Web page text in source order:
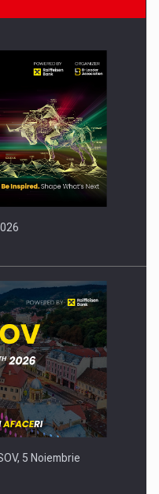
reincep sa intre pe…
5 Noiembrie